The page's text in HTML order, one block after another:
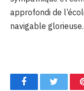
approfondi de
navigable glorieuse.
FacebookTwitter